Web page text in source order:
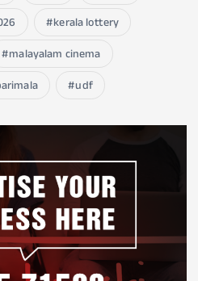
kerala lottery
malayalam cinema
udf